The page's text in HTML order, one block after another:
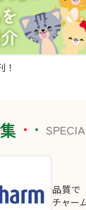
！
品質で
チャー